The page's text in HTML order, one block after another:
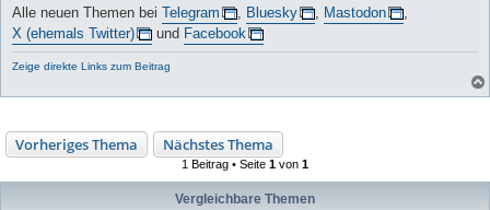
Alle neuen Themen bei Telegram Bluesky Mastodon
X (ehemals Twitter)
und Facebook
Zeige direkte Links zum Beitrag
Vorheriges Thema Nächstes Thema
1 Beitrag • Seite 1 von 1
Vergleichbare Themen